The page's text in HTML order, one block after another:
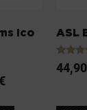
Ico
€
ASL
Note
4.00
44,90